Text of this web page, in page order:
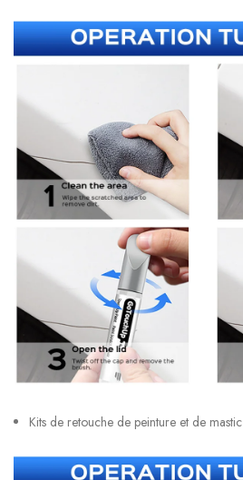
Kits de retouche de peinture et de mastic